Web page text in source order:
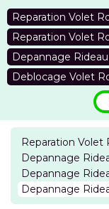
Reparation Volet
Reparation Volet
Depannage
Deblocage Volet
Reparation Volet
Depannage
Depannage
Depannage